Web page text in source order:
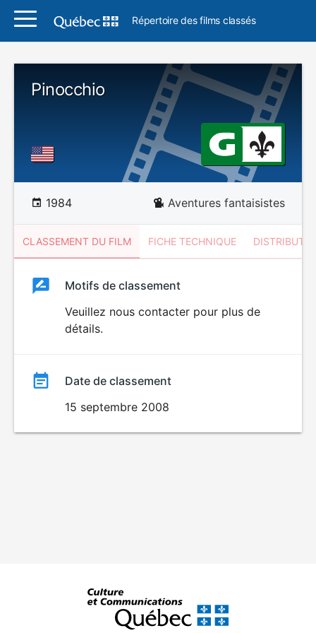
Répertoire des films classés
Pinocchio
1984 Aventures fantaisistes
CLASSEMENT DU FILM FICHE TECHNIQUE
ClassementClassement
Motifs de classement
Veuillez nous contacter pour plus de
détails.
Date de classement
15 septembre 2008